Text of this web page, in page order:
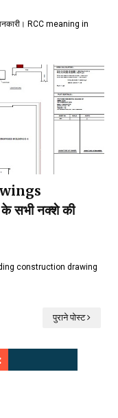
RCC meaning in
नक्शे की
construction drawing
पुराने पोस्ट